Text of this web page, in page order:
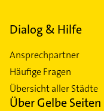
Dialog & Hilfe
Ansprechpartner
Häufige Fragen
Übersicht aller Städte
Über Gelbe Seiten